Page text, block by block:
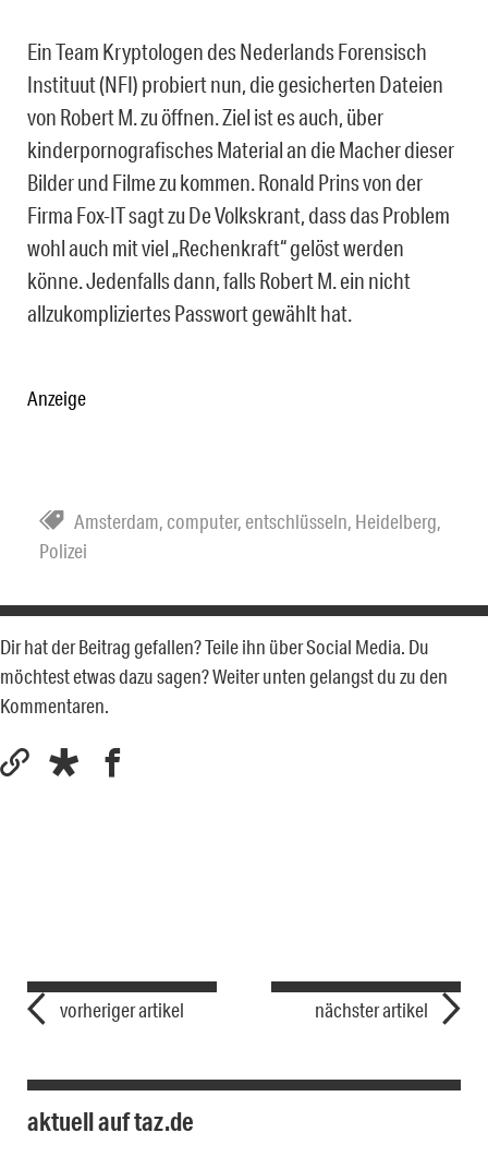
Ein Team Kryptologen des Nederlands Forensisch
Instituut (NFI) probiert nun, die gesicherten Dateien
von Robert M. zu öffnen. Ziel ist es auch, über
kinderpornografisches Material an die Macher dieser
Bilder und Filme zu kommen. Ronald Prins von der
Firma Fox-IT sagt zu De Volkskrant, dass das Problem
wohl auch mit viel „Rechenkraft“ gelöst werden
könne. Jedenfalls dann, falls Robert M. ein nicht
allzukompliziertes Passwort gewählt hat.
Anzeige
Amsterdam, computer, entschlüsseln, Heidelberg,
Polizei
Dir hat der Beitrag gefallen? Teile ihn über Social Media. Du
möchtest etwas dazu sagen? Weiter unten gelangst du zu den
Kommentaren.
vorheriger artikel nächster artikel
aktuell auf taz.de